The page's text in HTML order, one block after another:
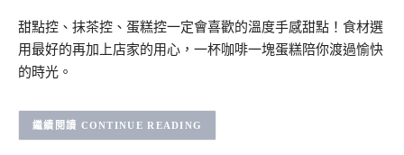
甜點控、抹茶控、蛋糕控一定會喜歡的溫度手感甜點！食材選
用最好的再加上店家的用心，一杯咖啡一塊蛋糕陪你渡過愉快
的時光。
CONTINUE READING